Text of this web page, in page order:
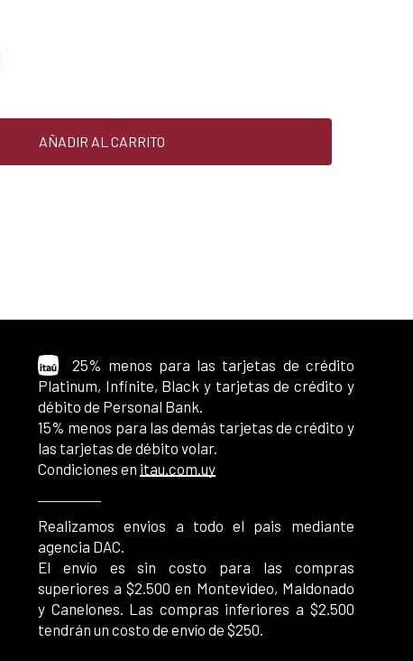
AÑADIR AL CARRITO
25% menos para las tarjetas de crédito
Platinum, Infinite, Black y tarjetas de crédito y
débito de Personal Bank.
15% menos para las demás tarjetas de crédito y
las tarjetas de débito volar.
Condiciones en itau.com.uy
Realizamos envios a todo el pais mediante
agencia DAC.
El envío es sin costo para las compras
superiores a $2.500 en Montevideo, Maldonado
y Canelones. Las compras inferiores a $2.500
tendrán un costo de envío de $250.